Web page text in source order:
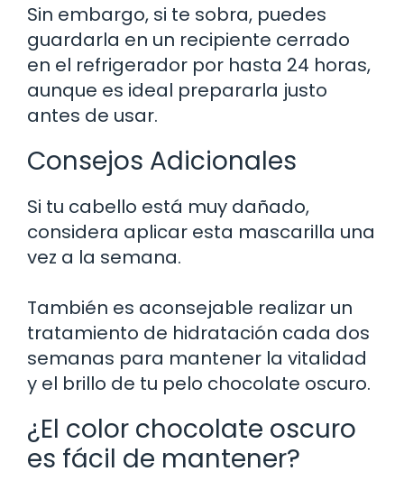
Sin embargo, si te sobra, puedes
guardarla en un recipiente cerrado
en el refrigerador por hasta 24 horas,
aunque es ideal prepararla justo
antes de usar.
Consejos Adicionales
Si tu cabello está muy dañado,
considera aplicar esta mascarilla una
vez a la semana.
También es aconsejable realizar un
tratamiento de hidratación cada dos
semanas para mantener la vitalidad
y el brillo de tu pelo chocolate oscuro.
¿El color chocolate oscuro
es fácil de mantener?